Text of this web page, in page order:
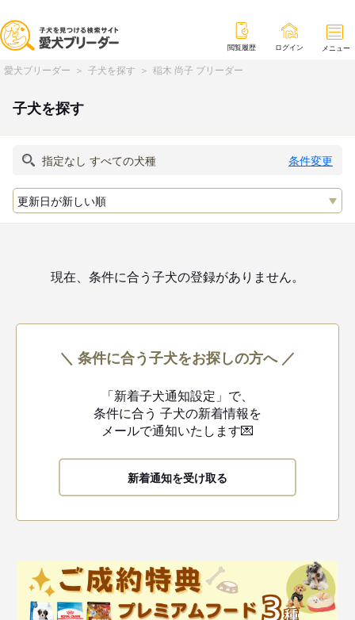
閲覧履歴 ログイン メニュー
愛犬ブリーダー 子犬を探す 稲木 尚子 ブリーダー
子犬を探す
条件変更
現在、条件に合う子犬の登録がありません。
＼ 条件に合う子犬をお探しの方へ ／
「新着子犬通知設定」で、
条件に合う 子犬の新着情報を
メールで通知いたします💌
新着通知を受け取る